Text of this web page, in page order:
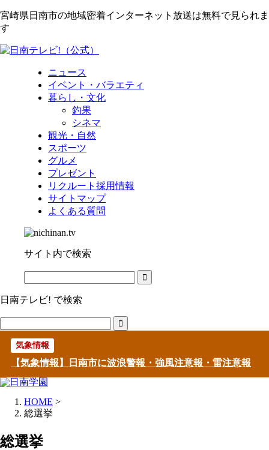
宮崎県日南市の地域密着インターネット放送は無料で見られま
す
ニュース
イベント・バラエティ
暮らし・文化
釣果
シネマ
観光・自然
スポーツ
グルメ
プレゼント
リクルート採用情報
サイトマップ
よくある質問
サイト内で検索
日南テレビ! で検索
気象情報
【気象情報】日南市に波浪警報・強風注意報・雷注意報
HOME >
総選挙
総選挙